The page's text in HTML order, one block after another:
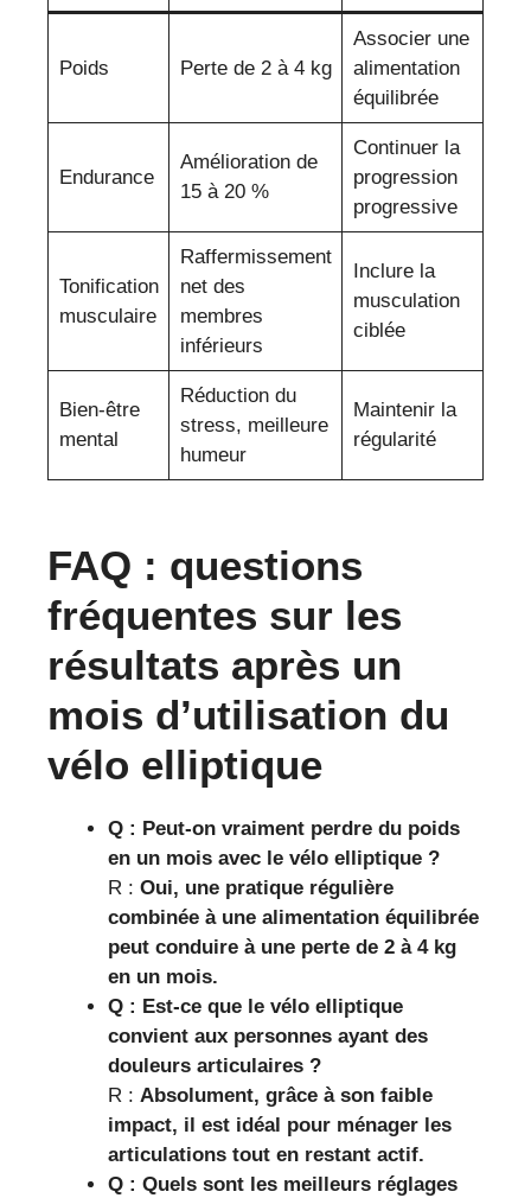
Poids Perte de 2 à 4 kg
Associer une
alimentation
équilibrée
Endurance
Amélioration de
15 à 20 %
Continuer la
progression
progressive
Tonification
musculaire
Raffermissement
net des
membres
inférieurs
Inclure la
musculation
ciblée
Bien-être
mental
Réduction du
stress, meilleure
humeur
Maintenir la
régularité
FAQ : questions
fréquentes sur les
résultats après un
mois d’utilisation du
vélo elliptique
Q : Peut-on vraiment perdre du poids
en un mois avec le vélo elliptique ?
R : Oui, une pratique régulière
combinée à une alimentation équilibrée
peut conduire à une perte de 2 à 4 kg
en un mois.
Q : Est-ce que le vélo elliptique
convient aux personnes ayant des
douleurs articulaires ?
R : Absolument, grâce à son faible
impact, il est idéal pour ménager les
articulations tout en restant actif.
Q : Quels sont les meilleurs réglages